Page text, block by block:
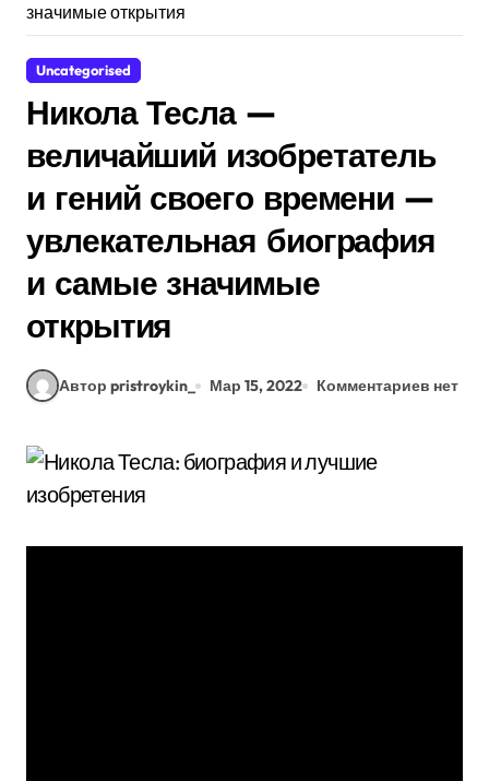
значимые открытия
Uncategorised
Никола Тесла —
величайший изобретатель
и гений своего времени —
увлекательная биография
и самые значимые
открытия
Автор pristroykin_ Мар 15, 2022 Комментариев нет